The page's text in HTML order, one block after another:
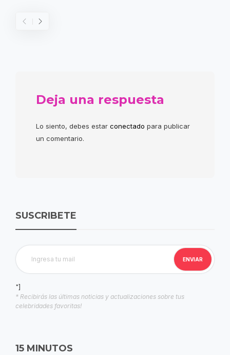
Deja una respuesta
Lo siento, debes estar conectado para publicar
un comentario.
SUSCRIBETE
"]
* Recibirás las últimas noticias y actualizaciones sobre tus
celebridades favoritas!
15 MINUTOS